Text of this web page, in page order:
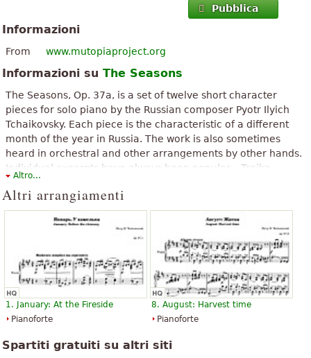
Pubblica
Informazioni
From www.mutopiaproject.org
Informazioni su The Seasons
The Seasons, Op. 37a, is a set of twelve short character
pieces for solo piano by the Russian composer Pyotr Ilyich
Tchaikovsky. Each piece is the characteristic of a different
month of the year in Russia. The work is also sometimes
heard in orchestral and other arrangements by other hands.
Individual excerpts have always been popular – Troika
(November) was a favourite encore of Sergei Rachmaninoff,
and Barcarolle (June) was enormously popular and appeared
in numerous arrangements.
Il testo è disponibile secondo la licenza Creative Commons Attribuzione-
Condividi allo stesso modo. Usa materiale dall'articolo Wikipedia "The
Seasons (Tchaikovsky)
".
Altro...
Altri arrangiamenti
1. January: At the Fireside
Pianoforte
8. August: Harvest time
Pianoforte
Spartiti gratuiti su altri siti